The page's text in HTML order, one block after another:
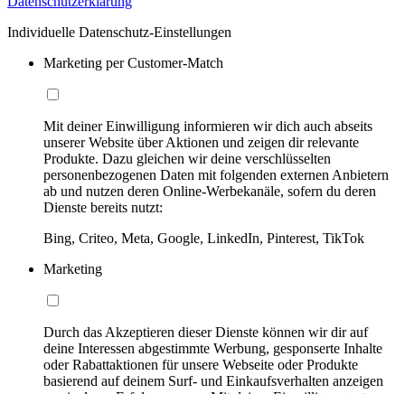
Individuelle Datenschutz-Einstellungen
Marketing per Customer-Match
Mit deiner Einwilligung informieren wir dich auch abseits
unserer Website über Aktionen und zeigen dir relevante
Produkte. Dazu gleichen wir deine verschlüsselten
personenbezogenen Daten mit folgenden externen Anbietern
ab und nutzen deren Online-Werbekanäle, sofern du deren
Dienste bereits nutzt:
Bing, Criteo, Meta, Google, LinkedIn, Pinterest, TikTok
Marketing
Durch das Akzeptieren dieser Dienste können wir dir auf
deine Interessen abgestimmte Werbung, gesponserte Inhalte
oder Rabattaktionen für unsere Webseite oder Produkte
basierend auf deinem Surf- und Einkaufsverhalten anzeigen